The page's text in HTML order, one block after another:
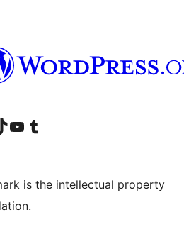
de Instagram
de LinkedIn
cuenta de TikTok
Visitá nuestro canal de YouTube
Visitá nuestra cuenta de Tumblr
is the intellectual property